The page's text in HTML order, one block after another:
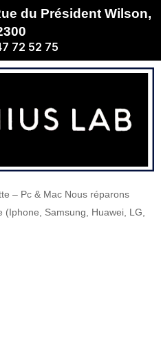
du Président Wilson,
72 52 75
– Pc & Mac Nous réparons
Samsung, Huawei, LG,